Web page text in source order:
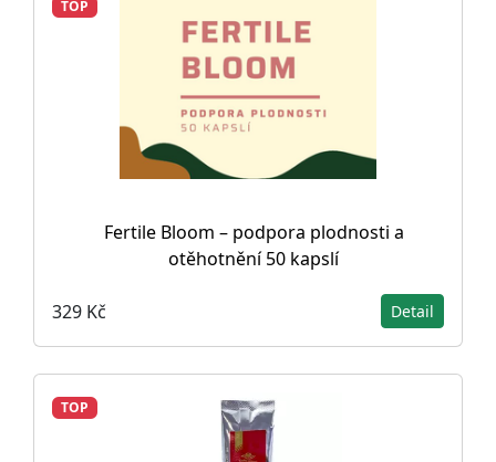
TOP
Fertile Bloom – podpora plodnosti a
otěhotnění 50 kapslí
329 Kč Detail
TOP